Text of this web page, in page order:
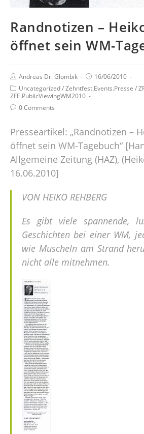
Randnotizen –
öffnet sein WM-
Andreas Dr. Glombik
16/06/2010
Uncategorized/Zehntfest.Events.Presse /
ZFE.PublicViewingWM2010
0 Comments
Presseartikel: „Randnotizen –
öffnet sein WM-Tagebuch“
Allgemeine Zeitung (HAZ),
16.06.2010]
VON HEIKO REHBERG
Es gibt viele spannende,
Geschichten bei einer WM,
wie Muscheln am Strand
nicht alle mitnehmen.